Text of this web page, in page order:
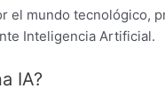
el mundo tecnológico,
Inteligencia Artificial.
IA?